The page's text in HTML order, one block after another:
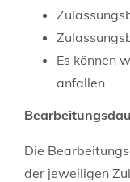
Es können
anfallen
Die
der jeweiligen